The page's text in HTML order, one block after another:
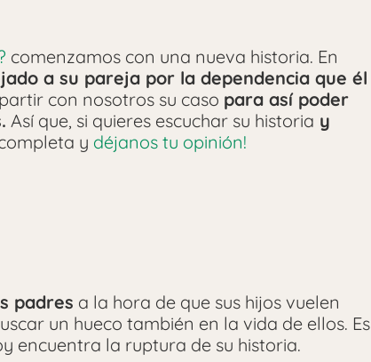
comenzamos con una nueva historia. En
a su pareja por la dependencia que él
con nosotros su caso para así poder
Así que, si quieres escuchar su historia y
y déjanos tu opinión!
padres a la hora de que sus hijos vuelen
un hueco también en la vida de ellos. Es
encuentra la ruptura de su historia.